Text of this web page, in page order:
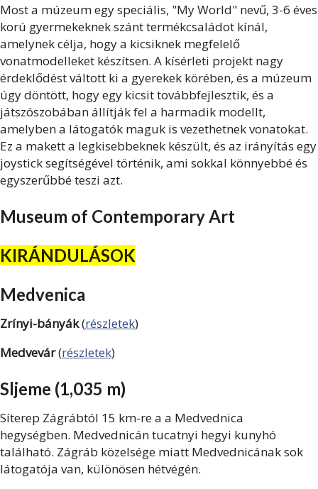
Most a múzeum egy speciális, "My World" nevű, 3-6 éves
korú gyermekeknek szánt termékcsaládot kínál,
amelynek célja, hogy a kicsiknek megfelelő
vonatmodelleket készítsen. A kísérleti projekt nagy
érdeklődést váltott ki a gyerekek körében, és a múzeum
úgy döntött, hogy egy kicsit továbbfejlesztik, és a
játszószobában állítják fel a harmadik modellt,
amelyben a látogatók maguk is vezethetnek vonatokat.
Ez a makett a legkisebbeknek készült, és az irányítás egy
joystick segítségével történik, ami sokkal könnyebbé és
egyszerűbbé teszi azt.
Museum of Contemporary Art
KIRÁNDULÁSOK
Medvenica
Zrínyi-bányák(részletek)
Medvevár(részletek)
Sljeme (1,035 m)
Síterep Zágrábtól 15 km-re a a Medvednica
hegységben. Medvednicán tucatnyi hegyi kunyhó
található. Zágráb közelsége miatt Medvednicának sok
látogatója van, különösen hétvégén.